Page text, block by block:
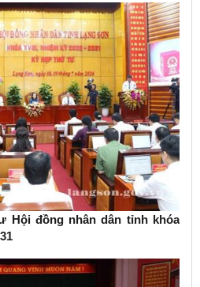
Hội đồng nhân dân tỉnh khóa